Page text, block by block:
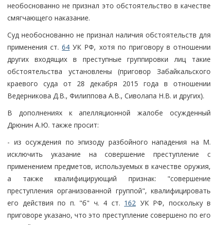
необоснованно не признал это обстоятельство в качестве
смягчающего наказание.
Суд необоснованно не признал наличия обстоятельств для
применения ст.64 УК РФ, хотя по приговору в отношении
других входящих в преступные группировки лиц такие
обстоятельства установлены (приговор Забайкальского
краевого суда от 28 декабря 2015 года в отношении
Ведерникова Д.В., Филиппова А.В., Сиволапа Н.В. и других).
В дополнениях к апелляционной жалобе осужденный
Дрюнин А.Ю. также просит:
- из осуждения по эпизоду разбойного нападения на М.
исключить указание на совершение преступление с
применением предметов, используемых в качестве оружия,
а также квалифицирующий признак: "совершение
преступления организованной группой", квалифицировать
его действия по п. "б" ч. 4 ст. 162 УК РФ, поскольку в
приговоре указано, что это преступление совершено по его